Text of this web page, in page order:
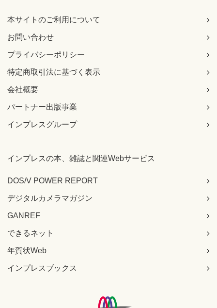
本サイトのご利用について
お問い合わせ
プライバシーポリシー
特定商取引法に基づく表示
会社概要
パートナー出版事業
インプレスグループ
インプレスの本、雑誌と関連Webサービス
DOS/V POWER REPORT
デジタルカメラマガジン
GANREF
できるネット
年賀状Web
インプレスブックス